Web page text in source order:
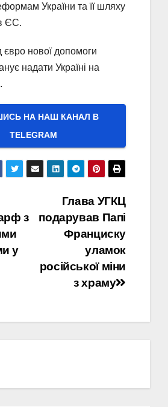
України та її шляху
ЄС.
нової допомоги
надати Україні на
НА НАШ КАНАЛ В
ТELEGRAM
Глава УГКЦ
подарував Папі
Франциску
уламок
російської міни
з храму
з
у